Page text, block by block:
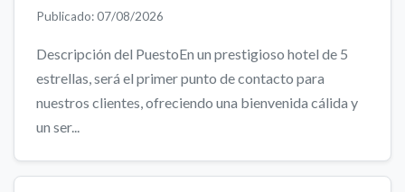
Publicado: 07/08/2026
Descripción del PuestoEn un prestigioso hotel de 5
estrellas, será el primer punto de contacto para
nuestros clientes, ofreciendo una bienvenida cálida y
un ser...